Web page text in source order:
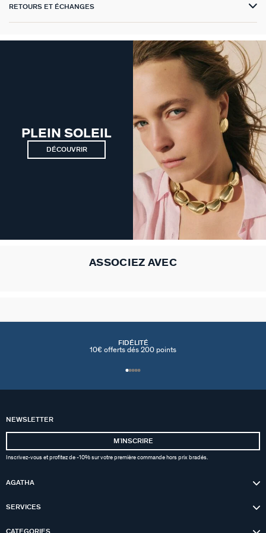
RETOURS ET ÉCHANGES
PLEIN SOLEIL
DÉCOUVRIR
ASSOCIEZ AVEC
FIDÉLITÉ
10€ offerts dés 200 points
NEWSLETTER
MʼINSCRIRE
Inscrivez-vous et profitez de -10% sur votre première commande hors prix bradés.
AGATHA
SERVICES